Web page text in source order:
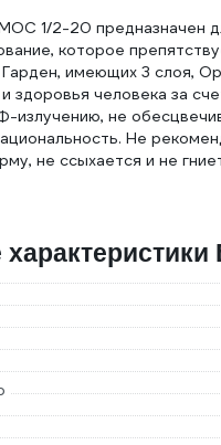
1/2-20 предназначен
которое
имеющих 3 слоя,
человека за
излучению, не
Не
не ссыхается и не